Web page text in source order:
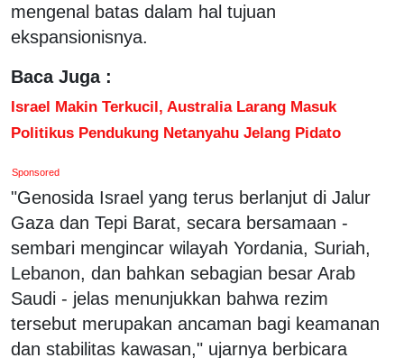
mengenal batas dalam hal tujuan
ekspansionisnya.
Baca Juga :
Israel Makin Terkucil, Australia Larang Masuk
Politikus Pendukung Netanyahu Jelang Pidato
Sponsored
"Genosida Israel yang terus berlanjut di Jalur
Gaza dan Tepi Barat, secara bersamaan -
sembari mengincar wilayah Yordania, Suriah,
Lebanon, dan bahkan sebagian besar Arab
Saudi - jelas menunjukkan bahwa rezim
tersebut merupakan ancaman bagi keamanan
dan stabilitas kawasan," ujarnya berbicara